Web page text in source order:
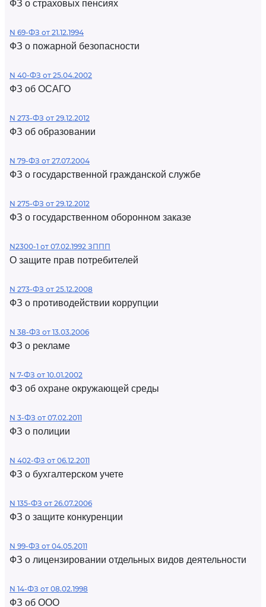
ФЗ о страховых пенсиях
N 69-ФЗ от 21.12.1994
ФЗ о пожарной безопасности
N 40-ФЗ от 25.04.2002
ФЗ об ОСАГО
N 273-ФЗ от 29.12.2012
ФЗ об образовании
N 79-ФЗ от 27.07.2004
ФЗ о государственной гражданской службе
N 275-ФЗ от 29.12.2012
ФЗ о государственном оборонном заказе
N2300-1 от 07.02.1992 ЗППП
О защите прав потребителей
N 273-ФЗ от 25.12.2008
ФЗ о противодействии коррупции
N 38-ФЗ от 13.03.2006
ФЗ о рекламе
N 7-ФЗ от 10.01.2002
ФЗ об охране окружающей среды
N 3-ФЗ от 07.02.2011
ФЗ о полиции
N 402-ФЗ от 06.12.2011
ФЗ о бухгалтерском учете
N 135-ФЗ от 26.07.2006
ФЗ о защите конкуренции
N 99-ФЗ от 04.05.2011
ФЗ о лицензировании отдельных видов деятельности
N 14-ФЗ от 08.02.1998
ФЗ об ООО